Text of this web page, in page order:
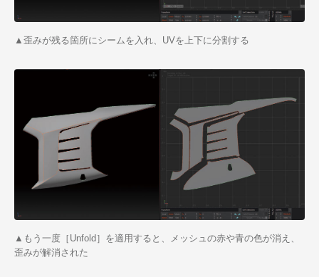
▲歪みが残る箇所にシームを入れ、UVを上下に分割する
▲もう一度［Unfold］を適用すると、メッシュの赤や青の色が消え、
歪みが解消された